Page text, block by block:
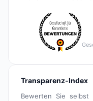
Transparenz-Index
Bewerten Sie